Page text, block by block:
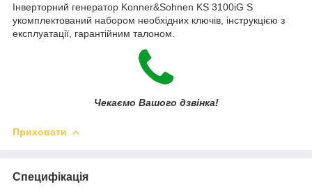
Інверторний генератор Konner&Sohnen KS 3100iG S
укомплектований набором необхідних ключів, інструкцією з
експлуатації, гарантійним талоном.
Чекаємо Вашого дзвінка!
Приховати
Специфікація